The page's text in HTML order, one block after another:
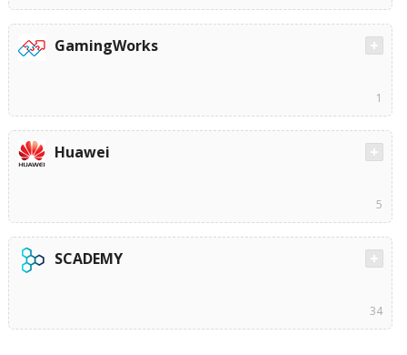
GamingWorks
1
Huawei
5
SCADEMY
34